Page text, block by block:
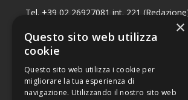
Tel. +39 02 26927081 int. 221
Tel. +39 02 26927081 int. 224
Fax +39 02 26951006
×
Questo sito web utilizza
cookie
Questo sito web utilizza i cookie per
migliorare la tua esperienza di
navigazione. Utilizzando il nostro sito web